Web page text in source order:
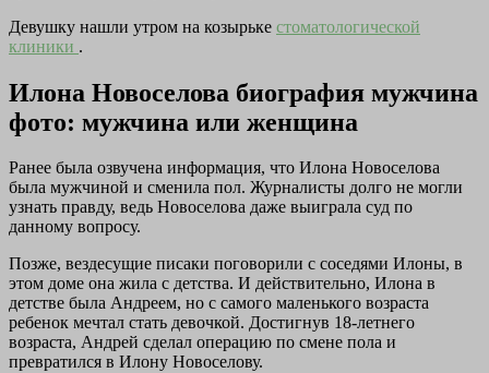
Девушку нашли утром на козырьке стоматологической
клиники .
Илона Новоселова биография мужчина
фото: мужчина или женщина
Ранее была озвучена информация, что Илона Новоселова
была мужчиной и сменила пол. Журналисты долго не могли
узнать правду, ведь Новоселова даже выиграла суд по
данному вопросу.
Позже, вездесущие писаки поговорили с соседями Илоны, в
этом доме она жила с детства. И действительно, Илона в
детстве была Андреем, но с самого маленького возраста
ребенок мечтал стать девочкой. Достигнув 18-летнего
возраста, Андрей сделал операцию по смене пола и
превратился в Илону Новоселову.